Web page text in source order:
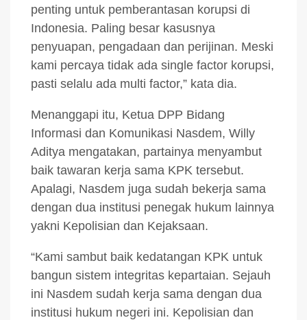
penting untuk pemberantasan korupsi di
Indonesia. Paling besar kasusnya
penyuapan, pengadaan dan perijinan. Meski
kami percaya tidak ada single factor korupsi,
pasti selalu ada multi factor,” kata dia.
Menanggapi itu, Ketua DPP Bidang
Informasi dan Komunikasi Nasdem, Willy
Aditya mengatakan, partainya menyambut
baik tawaran kerja sama KPK tersebut.
Apalagi, Nasdem juga sudah bekerja sama
dengan dua institusi penegak hukum lainnya
yakni Kepolisian dan Kejaksaan.
“Kami sambut baik kedatangan KPK untuk
bangun sistem integritas kepartaian. Sejauh
ini Nasdem sudah kerja sama dengan dua
institusi hukum negeri ini. Kepolisian dan